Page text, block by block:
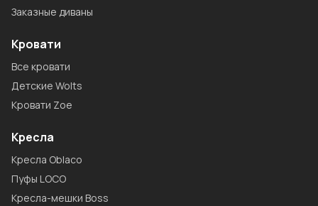
Заказные диваны
Кровати
Все кровати
Детские Wolts
Кровати Zoe
Кресла
Кресла Oblaco
Пуфы LOCO
Кресла-мешки Boss